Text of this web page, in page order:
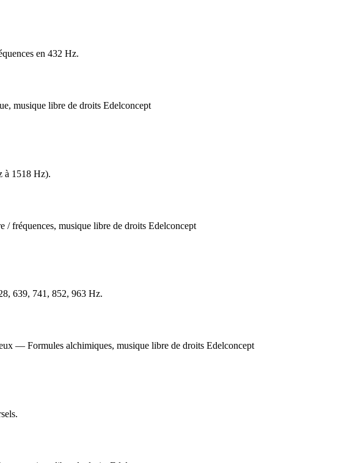
en 432 Hz.
à 1518 Hz).
639, 741, 852, 963 Hz.